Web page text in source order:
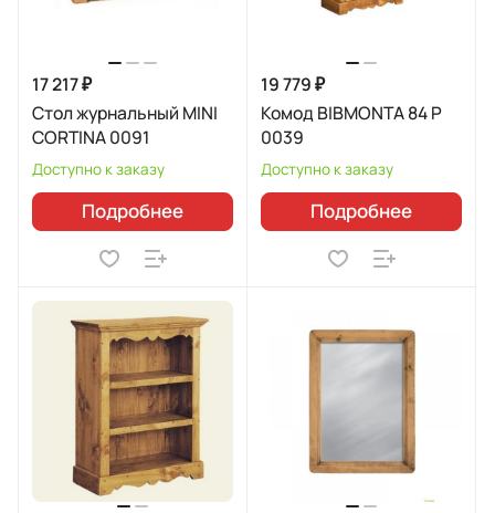
17 217 ₽
Стол журнальный MINI
CORTINA 0091
Доступно к заказу
Подробнее
19 779 ₽
Комод BIBMONTA 84 Р
0039
Доступно к заказу
Подробнее